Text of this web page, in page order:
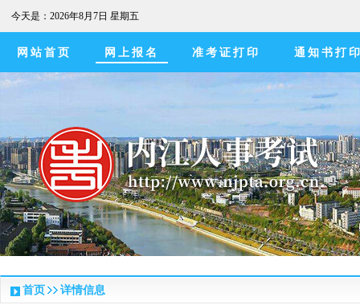
今天是： 2026年8月7日 星期五
网站首页 网上报名 准考证打印 通知书打
首页 详情信息